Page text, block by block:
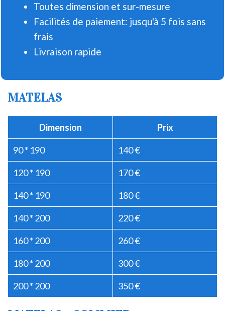
Toutes dimension et sur-mesure
Facilités de paiement: jusqu'à 5 fois sans
frais
Livraison rapide
MATELAS
Dimension Prix
90 * 190 140 €
120 * 190 170 €
140 * 190 180 €
140 * 200 220 €
160 * 200 260 €
180 * 200 300 €
200 * 200 350 €